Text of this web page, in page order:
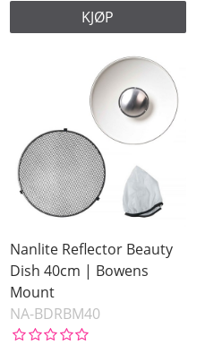
KJØP
Nanlite Reflector Beauty
Dish 40cm | Bowens
Mount
NA-BDRBM40